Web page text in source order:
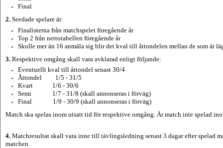
Final
2. Seedade spelare är:
Finalisterna från matchspelet föregående år
Top 2 från nettotabellen föregående år
Skulle mer än 16 anmäla sig blir det kval till åttondelen mellan de som är
3. Respektive omgång skall vara avklarad enligt följande:
Eventuellt kval till åttondel senast 30/4
Åttondel 1/5 - 31/5
Kvart 1/6 - 30/6
Semi 1/7 - 31/8 (skall annonseras i förväg)
Final 1/9 - 30/9 (skall annonseras i förväg)
Match ska spelas inom utsatt tid för respektive omgång. Är match inte spelad
4. Matchresultat skall vara inne till tävlingsledning senast 3 dagar efter spelad
matchen.